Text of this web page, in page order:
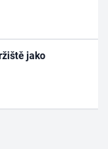
jako